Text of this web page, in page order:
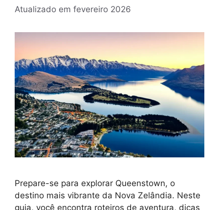
Atualizado em fevereiro 2026
Prepare-se para explorar Queenstown, o
destino mais vibrante da Nova Zelândia. Neste
guia, você encontra roteiros de aventura, dicas